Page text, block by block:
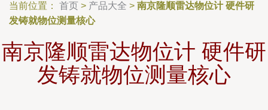
当前位置： 首页 > 产品大全 > 南京隆顺雷达物位计 硬件研
发铸就物位测量核心
南京隆顺雷达物位计 硬件研
发铸就物位测量核心